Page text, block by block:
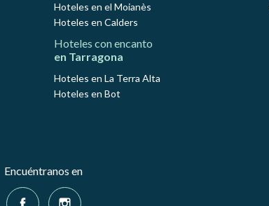
Hoteles en el Moianès
Hoteles en Calders
Hoteles con encanto
en Tarragona
Hoteles en La Terra Alta
Hoteles en Bot
Encuéntranos en